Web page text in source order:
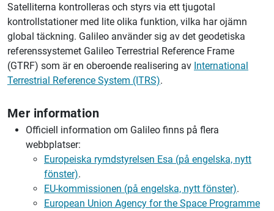
Satelliterna kontrolleras och styrs via ett tjugotal
kontrollstationer med lite olika funktion, vilka har ojämn
global täckning. Galileo använder sig av det geodetiska
referenssystemet Galileo Terrestrial Reference Frame
(GTRF) som är en oberoende realisering av International
Terrestrial Reference System (ITRS).
Mer information
Officiell information om Galileo finns på flera
webbplatser:
Europeiska rymdstyrelsen Esa (på engelska, nytt
fönster).
EU-kommissionen (på engelska, nytt fönster).
European Union Agency for the Space Programme